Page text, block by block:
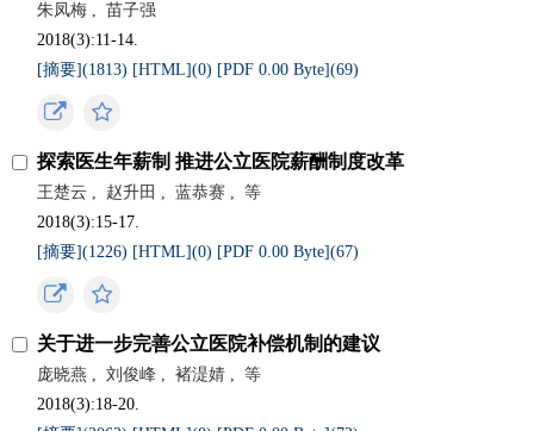
朱凤梅 ,
苗子强
2018(3):11-14.
[摘要](1813) [HTML](0) [PDF 0.00 Byte](69)
探索医生年薪制 推进公立医院薪酬制度改革
王楚云 , 赵升田 , 蓝恭赛 ,
等
2018(3):15-17.
[摘要](1226) [HTML](0) [PDF 0.00 Byte](67)
关于进一步完善公立医院补偿机制的建议
庞晓燕 , 刘俊峰 , 褚湜婧 ,
等
2018(3):18-20.